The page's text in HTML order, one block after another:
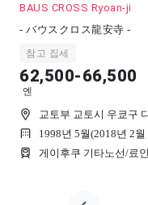
BAUS CROSS Ryoan-ji
- バウスクロス龍安寺 -
참고 집세
62,500-66,500
엔
교토부 교토시 우쿄구
1998년 5월(2018년 2
게이후쿠 기타노선/료